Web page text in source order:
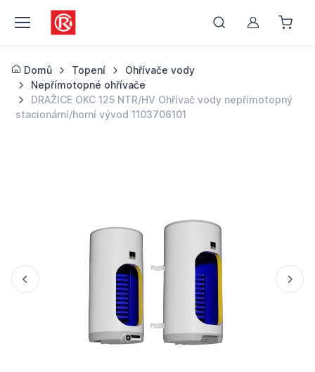
Můj účet
Domů Topení
Ohřívače vody
Nepřímotopné ohřívače
DRAŽICE OKC 125 NTR/HV Ohřívač vody nepřímotopný
stacionární/horní vývod 1103706101